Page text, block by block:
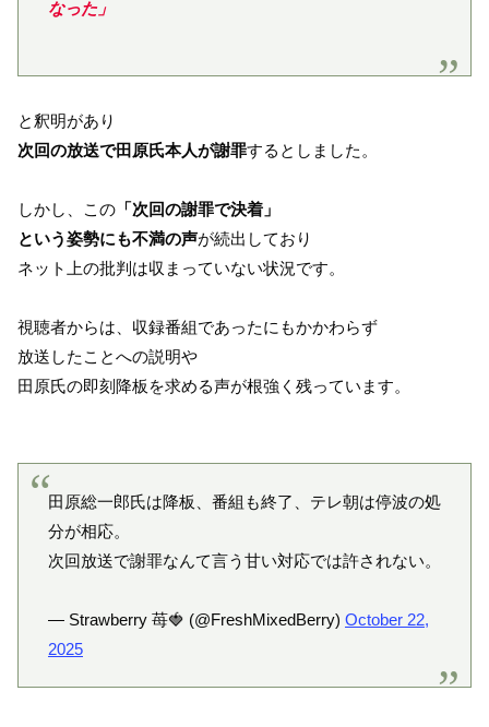
なった」
と釈明があり
次回の放送で田原氏本人が謝罪するとしました。
しかし、この 「次回の謝罪で決着」
という姿勢にも不満の声が続出しており
ネット上の批判は収まっていない状況です。
視聴者からは、収録番組であったにもかかわらず
放送したことへの説明や
田原氏の即刻降板を求める声が根強く残っています。
田原総一郎氏は降板、番組も終了、テレ朝は停波の処
分が相応。
次回放送で謝罪なんて言う甘い対応では許されない。
— Strawberry 苺🍓 (@FreshMixedBerry) October 22,
2025